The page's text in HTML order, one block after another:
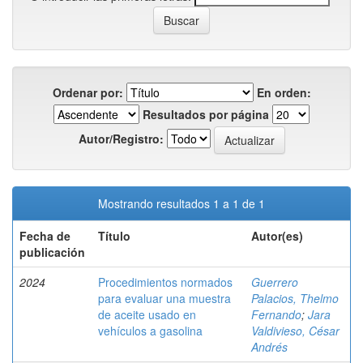
Ordenar por:
En orden:
Resultados por página
Autor/Registro:
Mostrando resultados 1 a 1 de 1
Fecha de
publicación
Título Autor(es)
2024
Procedimientos normados
para evaluar una muestra
de aceite usado en
vehículos a gasolina
Guerrero
Palacios, Thelmo
Fernando; Jara
Valdivieso, César
Andrés